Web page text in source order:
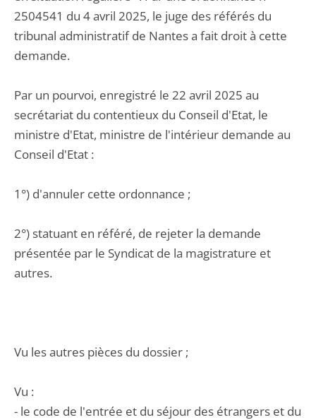
2504541 du 4 avril 2025, le juge des référés du
tribunal administratif de Nantes a fait droit à cette
demande.
Par un pourvoi, enregistré le 22 avril 2025 au
secrétariat du contentieux du Conseil d'Etat, le
ministre d'Etat, ministre de l'intérieur demande au
Conseil d'Etat :
1°) d'annuler cette ordonnance ;
2°) statuant en référé, de rejeter la demande
présentée par le Syndicat de la magistrature et
autres.
Vu les autres pièces du dossier ;
Vu :
- le code de l'entrée et du séjour des étrangers et du